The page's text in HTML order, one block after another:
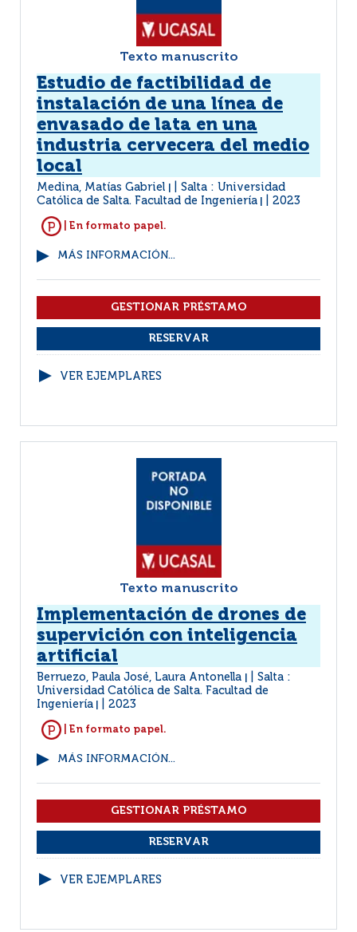
Texto manuscrito
Estudio de factibilidad de
instalación de una línea de
envasado de lata en una
industria cervecera del medio
local
Medina, Matías Gabriel
Salta : Universidad
Católica de Salta. Facultad de Ingeniería
2023
| En formato papel.
MÁS INFORMACIÓN...
VER EJEMPLARES
Texto manuscrito
Implementación de drones de
supervición con inteligencia
artificial
Berruezo, Paula José, Laura Antonella
Salta :
Universidad Católica de Salta. Facultad de
Ingeniería
2023
| En formato papel.
MÁS INFORMACIÓN...
VER EJEMPLARES